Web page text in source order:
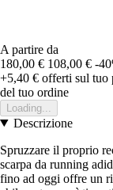
A partire da
180,00 € 108,00 € -
+5,40 € offerti sul tuo
del tuo ordine
Loading...
Descrizione
Spruzzare il proprio
scarpa da running
fino ad oggi offre un